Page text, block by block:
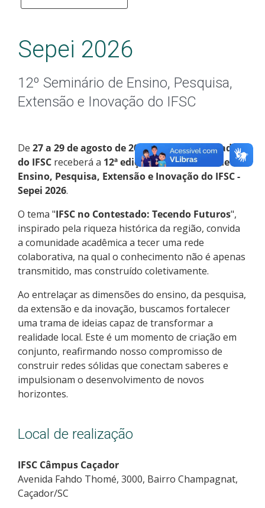
Sepei 2026
12º Seminário de Ensino, Pesquisa,
Extensão e Inovação do IFSC
De 27 a 29 de agosto de 2026, o
Câmpus Caçador
do IFSC receberá a 12ª edição do Seminário de
Ensino, Pesquisa, Extensão e Inovação do IFSC -
Sepei 2026.
O tema "IFSC no Contestado: Tecendo Futuros",
inspirado pela riqueza histórica da região, convida
a comunidade acadêmica a tecer uma rede
colaborativa, na qual o conhecimento não é apenas
transmitido, mas construído coletivamente.
Ao entrelaçar as dimensões do ensino, da pesquisa,
da extensão e da inovação, buscamos fortalecer
uma trama de ideias capaz de transformar a
realidade local. Este é um momento de criação em
conjunto, reafirmando nosso compromisso de
construir redes sólidas que conectam saberes e
impulsionam o desenvolvimento de novos
horizontes.
Local de realização
IFSC Câmpus Caçador
Avenida Fahdo Thomé, 3000, Bairro Champagnat,
Caçador/SC